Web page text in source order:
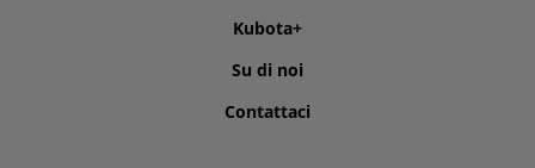
Kubota+
Su di noi
Contattaci